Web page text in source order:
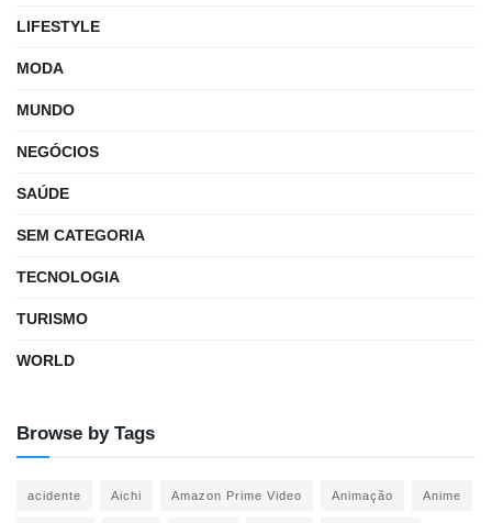
LIFESTYLE
MODA
MUNDO
NEGÓCIOS
SAÚDE
SEM CATEGORIA
TECNOLOGIA
TURISMO
WORLD
Browse by Tags
acidente Aichi Amazon Prime Video Animação Anime